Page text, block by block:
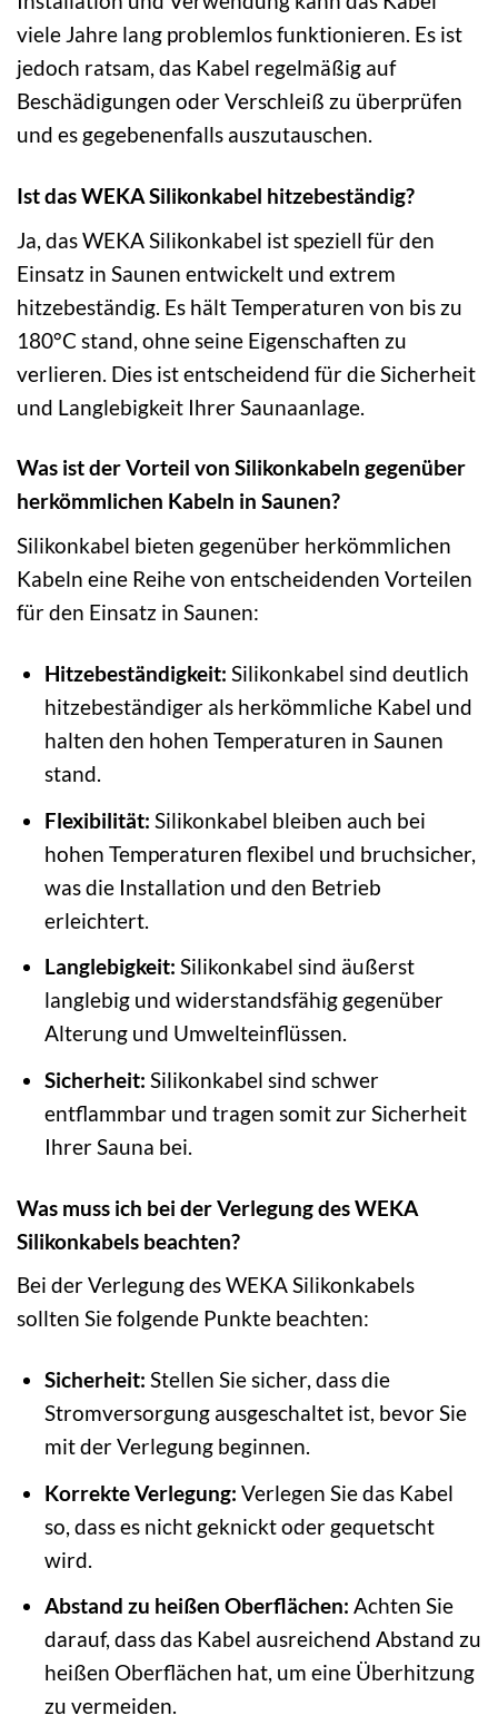
viele Jahre lang problemlos funktionieren. Es ist
jedoch ratsam, das Kabel regelmäßig auf
Beschädigungen oder Verschleiß zu überprüfen
und es gegebenenfalls auszutauschen.
Ist das WEKA Silikonkabel hitzebeständig?
Ja, das WEKA Silikonkabel ist speziell für den
Einsatz in Saunen entwickelt und extrem
hitzebeständig. Es hält Temperaturen von bis zu
180°C stand, ohne seine Eigenschaften zu
verlieren. Dies ist entscheidend für die Sicherheit
und Langlebigkeit Ihrer Saunaanlage.
Was ist der Vorteil von Silikonkabeln gegenüber
herkömmlichen Kabeln in Saunen?
Silikonkabel bieten gegenüber herkömmlichen
Kabeln eine Reihe von entscheidenden Vorteilen
für den Einsatz in Saunen:
Hitzebeständigkeit: Silikonkabel sind deutlich
hitzebeständiger als herkömmliche Kabel und
halten den hohen Temperaturen in Saunen
stand.
Flexibilität: Silikonkabel bleiben auch bei
hohen Temperaturen flexibel und bruchsicher,
was die Installation und den Betrieb
erleichtert.
Langlebigkeit: Silikonkabel sind äußerst
langlebig und widerstandsfähig gegenüber
Alterung und Umwelteinflüssen.
Sicherheit: Silikonkabel sind schwer
entflammbar und tragen somit zur Sicherheit
Ihrer Sauna bei.
Was muss ich bei der Verlegung des WEKA
Silikonkabels beachten?
Bei der Verlegung des WEKA Silikonkabels
sollten Sie folgende Punkte beachten:
Sicherheit: Stellen Sie sicher, dass die
Stromversorgung ausgeschaltet ist, bevor Sie
mit der Verlegung beginnen.
Korrekte Verlegung: Verlegen Sie das Kabel
so, dass es nicht geknickt oder gequetscht
wird.
Abstand zu heißen Oberflächen: Achten Sie
darauf, dass das Kabel ausreichend Abstand zu
heißen Oberflächen hat, um eine Überhitzung
zu vermeiden.